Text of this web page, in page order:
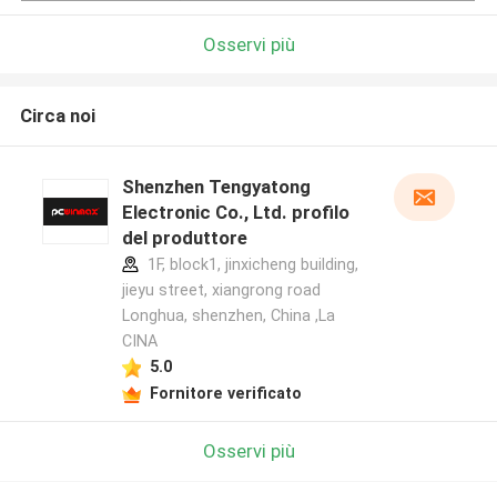
Osservi più
Circa noi
Shenzhen Tengyatong
Electronic Co., Ltd. profilo
del produttore
1F, block1, jinxicheng building,
jieyu street, xiangrong road
Longhua, shenzhen, China ,La
CINA
5.0
Fornitore verificato
Osservi più